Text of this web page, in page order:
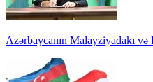
Azərbaycanın Malayziyadakı və